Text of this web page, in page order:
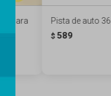
Pista de auto
$ 589